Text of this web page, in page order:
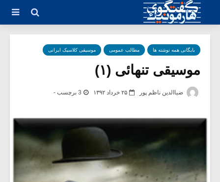
بایگانی همه نوشته ها مطالب عمومی موسیقی کلاسیک ایرانی
موسیقی تنهائی (۱)
ضیاالدین ناظم پور ۲۵ خرداد ۱۳۹۲ 3 برچسب -